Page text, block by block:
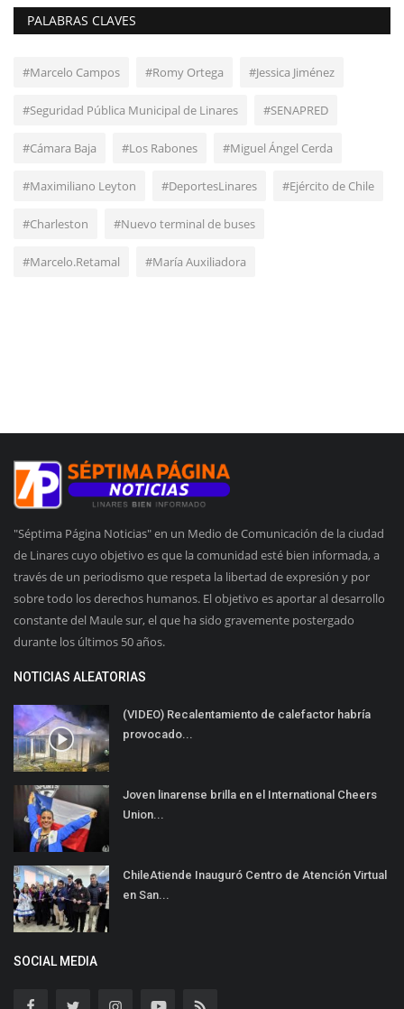
PALABRAS CLAVES
#Marcelo Campos #Romy Ortega #Jessica Jiménez
#Seguridad Pública Municipal de Linares #SENAPRED
#Cámara Baja #Los Rabones #Miguel Ángel Cerda
#Maximiliano Leyton #DeportesLinares #Ejército de Chile
#Charleston #Nuevo terminal de buses
#Marcelo.Retamal #María Auxiliadora
"Séptima Página Noticias" en un Medio de Comunicación de la ciudad
de Linares cuyo objetivo es que la comunidad esté bien informada, a
través de un periodismo que respeta la libertad de expresión y por
sobre todo los derechos humanos. El objetivo es aportar al desarrollo
constante del Maule sur, el que ha sido gravemente postergado
durante los últimos 50 años.
NOTICIAS ALEATORIAS
(VIDEO) Recalentamiento de calefactor habría
provocado...
Joven linarense brilla en el International Cheers
Union...
ChileAtiende Inauguró Centro de Atención Virtual
en San...
SOCIAL MEDIA